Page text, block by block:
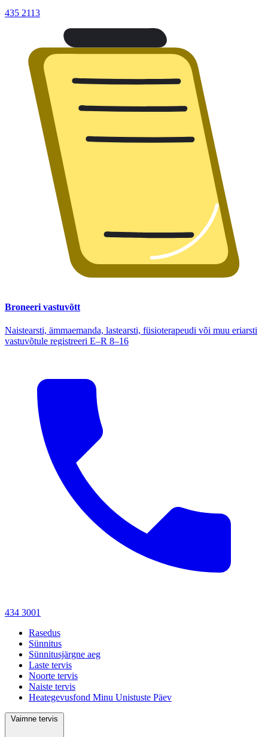
435 2113
Broneeri vastuvõtt
Naistearsti, ämmaemanda, lastearsti, füsioterapeudi või muu eriarsti
vastuvõtule registreeri E–R 8–16
434 3001
Rasedus
Sünnitus
Sünnitusjärgne aeg
Laste tervis
Noorte tervis
Naiste tervis
Heategevusfond Minu Unistuste Päev
Vaimne tervis